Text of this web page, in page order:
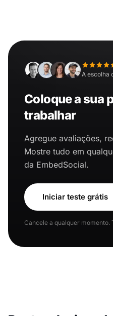
A escolha
Coloque a sua
trabalhar
Agregue avaliações,
Mostre tudo em
da EmbedSocial.
Iniciar teste grátis
Cancele a qualquer momento.